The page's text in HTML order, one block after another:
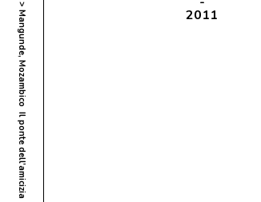
Mangunde, Mozambico  Il ponte dell’amicizia
2011